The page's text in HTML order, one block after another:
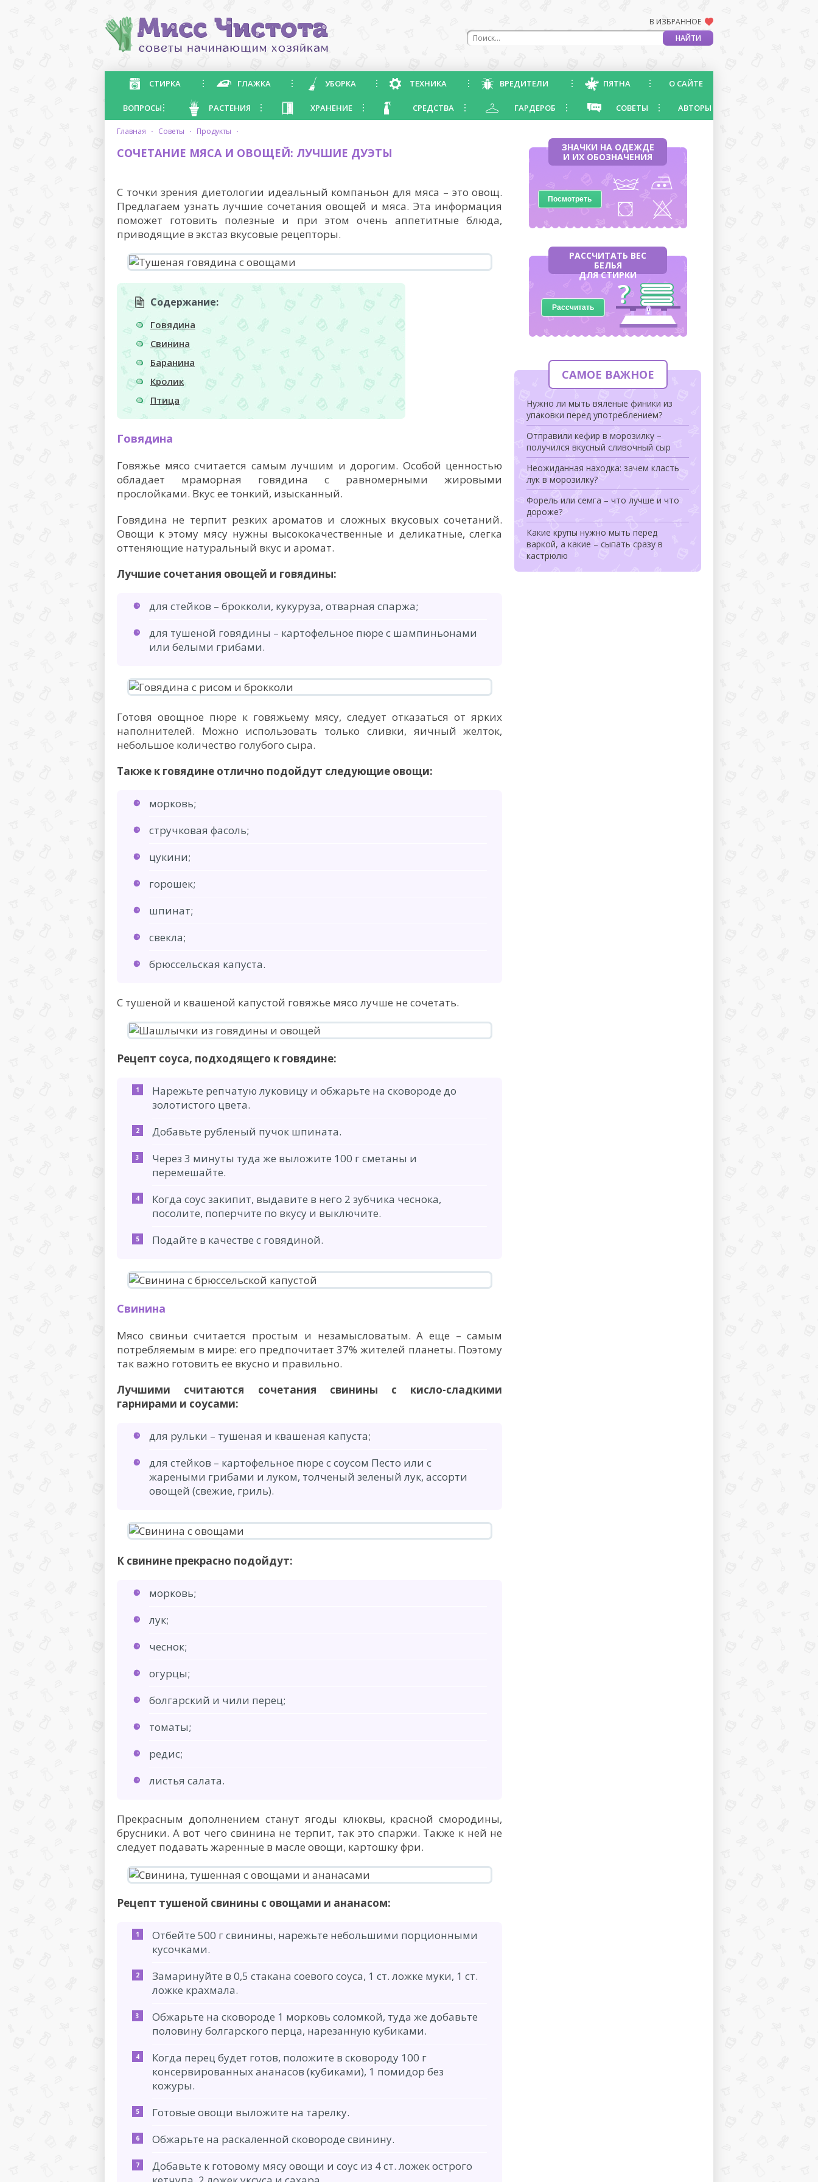
В ИЗБРАННОЕ
СТИРКА ГЛАЖКА УБОРКА ТЕХНИКА ВРЕДИТЕЛИ ПЯТНА О САЙТЕ
ВОПРОСЫ РАСТЕНИЯ ХРАНЕНИЕ СРЕДСТВА ГАРДЕРОБ СОВЕТЫ АВТОРЫ
главная · советы · продукты ·
СОЧЕТАНИЕ МЯСА И ОВОЩЕЙ: ЛУЧШИЕ ДУЭТЫ
С точки зрения диетологии идеальный компаньон для мяса – это овощ.
Предлагаем узнать лучшие сочетания овощей и мяса. Эта информация
поможет готовить полезные и при этом очень аппетитные блюда,
приводящие в экстаз вкусовые рецепторы.
Содержание:
Говядина
Свинина
Баранина
Кролик
Птица
Говядина
Говяжье мясо считается самым лучшим и дорогим. Особой ценностью
обладает мраморная говядина с равномерными жировыми
прослойками. Вкус ее тонкий, изысканный.
Говядина не терпит резких ароматов и сложных вкусовых сочетаний.
Овощи к этому мясу нужны высококачественные и деликатные, слегка
оттеняющие натуральный вкус и аромат.
Лучшие сочетания овощей и говядины:
для стейков – брокколи, кукуруза, отварная спаржа;
для тушеной говядины – картофельное пюре с шампиньонами
или белыми грибами.
Готовя овощное пюре к говяжьему мясу, следует отказаться от ярких
наполнителей. Можно использовать только сливки, яичный желток,
небольшое количество голубого сыра.
Также к говядине отлично подойдут следующие овощи:
морковь;
стручковая фасоль;
цукини;
горошек;
шпинат;
свекла;
брюссельская капуста.
С тушеной и квашеной капустой говяжье мясо лучше не сочетать.
Рецепт соуса, подходящего к говядине:
Нарежьте репчатую луковицу и обжарьте на сковороде до
золотистого цвета.
Добавьте рубленый пучок шпината.
Через 3 минуты туда же выложите 100 г сметаны и
перемешайте.
Когда соус закипит, выдавите в него 2 зубчика чеснока,
посолите, поперчите по вкусу и выключите.
Подайте в качестве с говядиной.
Свинина
Мясо свиньи считается простым и незамысловатым. А еще – самым
потребляемым в мире: его предпочитает 37% жителей планеты. Поэтому
так важно готовить ее вкусно и правильно.
Лучшими считаются сочетания свинины с кисло-сладкими
гарнирами и соусами:
для рульки – тушеная и квашеная капуста;
для стейков – картофельное пюре с соусом Песто или с
жареными грибами и луком, толченый зеленый лук, ассорти
овощей (свежие, гриль).
К свинине прекрасно подойдут:
морковь;
лук;
чеснок;
огурцы;
болгарский и чили перец;
томаты;
редис;
листья салата.
Прекрасным дополнением станут ягоды клюквы, красной смородины,
брусники. А вот чего свинина не терпит, так это спаржи. Также к ней не
следует подавать жаренные в масле овощи, картошку фри.
Рецепт тушеной свинины с овощами и ананасом:
Отбейте 500 г свинины, нарежьте небольшими порционными
кусочками.
Замаринуйте в 0,5 стакана соевого соуса, 1 ст. ложке муки, 1 ст.
ложке крахмала.
Обжарьте на сковороде 1 морковь соломкой, туда же добавьте
половину болгарского перца, нарезанную кубиками.
Когда перец будет готов, положите в сковороду 100 г
консервированных ананасов (кубиками), 1 помидор без
кожуры.
Готовые овощи выложите на тарелку.
Обжарьте на раскаленной сковороде свинину.
Добавьте к готовому мясу овощи и соус из 4 ст. ложек острого
ЗНАЧКИ НА ОДЕЖДЕ
И ИХ ОБОЗНАЧЕНИЯ
Посмотреть
РАССЧИТАТЬ ВЕС
БЕЛЬЯ
ДЛЯ СТИРКИ
Рассчитать
САМОЕ ВАЖНОЕ
Нужно ли мыть вяленые финики из
упаковки перед употреблением?
Отправили кефир в морозилку –
получился вкусный сливочный сыр
Неожиданная находка: зачем класть
лук в морозилку?
Форель или семга – что лучше и что
дороже?
Какие крупы нужно мыть перед
варкой, а какие – сыпать сразу в
кастрюлю